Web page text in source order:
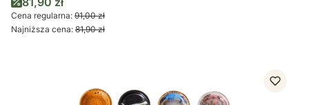
Cena regularna: 91,00 zł
Najniższa cena: 81,90 zł